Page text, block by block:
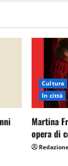
Cultura
In città
Martina
opera di